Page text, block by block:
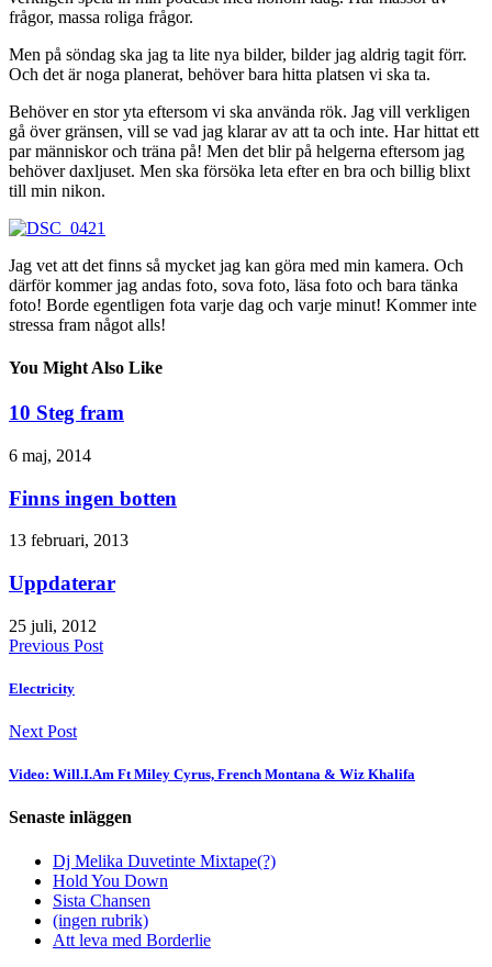
frågor, massa roliga frågor.
Men på söndag ska jag ta lite nya bilder, bilder jag aldrig tagit förr.
Och det är noga planerat, behöver bara hitta platsen vi ska ta.
Behöver en stor yta eftersom vi ska använda rök. Jag vill verkligen
gå över gränsen, vill se vad jag klarar av att ta och inte. Har hittat ett
par människor och träna på! Men det blir på helgerna eftersom jag
behöver daxljuset. Men ska försöka leta efter en bra och billig blixt
till min nikon.
Jag vet att det finns så mycket jag kan göra med min kamera. Och
därför kommer jag andas foto, sova foto, läsa foto och bara tänka
foto! Borde egentligen fota varje dag och varje minut! Kommer inte
stressa fram något alls!
You Might Also Like
10 Steg fram
6 maj, 2014
Finns ingen botten
13 februari, 2013
Uppdaterar
25 juli, 2012
Previous Post
Electricity
Next Post
Video: Will.I.Am Ft Miley Cyrus, French Montana & Wiz Khalifa
Senaste inläggen
Dj Melika Duvetinte Mixtape(?)
Hold You Down
Sista Chansen
(ingen rubrik)
Att leva med Borderlie